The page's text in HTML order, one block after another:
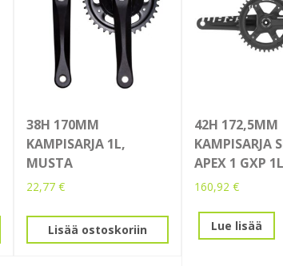
38H 170MM
KAMPISARJA 1L,
MUSTA
22,77 €
Lisää ostoskoriin
42H 172,5MM
KAMPISARJA
APEX 1 GXP 1L
160,92 €
Lue lisää